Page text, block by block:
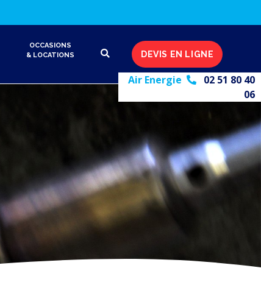
OCCASIONS
& LOCATIONS
DEVIS EN LIGNE
Air Energie
02 51 80 40
06